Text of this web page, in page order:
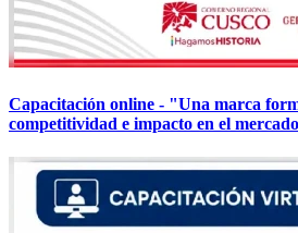
Capacitación online - "Una marca
competitividad e impacto en el